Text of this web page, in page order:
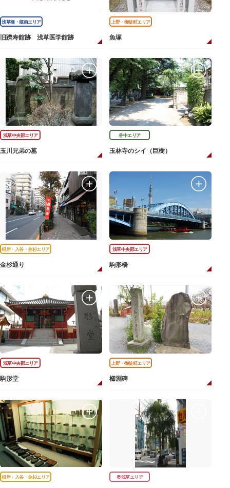
浅草橋・蔵前エリア
旧躋寿館跡 浅草医学館跡
上野・御徒町エリア
魚塚
浅草中央部エリア
玉川兄弟の墓
谷中エリア
玉林寺のシイ（巨樹）
根岸・入谷・金杉エリア
金杉通り
浅草中央部エリア
駒形橋
浅草中央部エリア
駒形堂
上野・御徒町エリア
櫛淵碑
根岸・入谷・金杉エリア 奥浅草エリア